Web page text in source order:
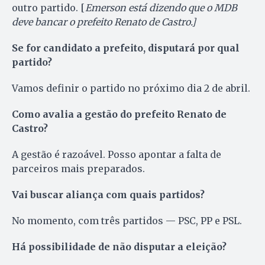
outro partido. [ Emerson está dizendo que o MDB
deve bancar o prefeito Renato de Castro.]
Se for candidato a prefeito, disputará por qual
partido?
Vamos definir o partido no próximo dia 2 de abril.
Como avalia a gestão do prefeito Renato de
Castro?
A gestão é razoável. Posso apontar a falta de
parceiros mais preparados.
Vai buscar aliança com quais partidos?
No momento, com três partidos — PSC, PP e PSL.
Há possibilidade de não disputar a eleição?